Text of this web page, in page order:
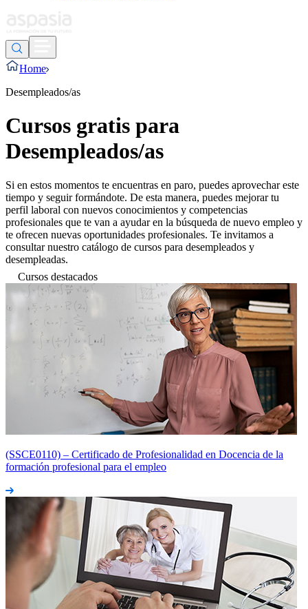
Home
Desempleados/as
Cursos gratis para
Desempleados/as
Si en estos momentos te encuentras en paro, puedes aprovechar este
tiempo y seguir formándote. De esta manera, puedes mejorar tu
perfil laboral con nuevos conocimientos y competencias
profesionales que te van a ayudar en la búsqueda de nuevo empleo y
te ofrecen nuevas oportunidades profesionales. Te invitamos a
consultar nuestro catálogo de cursos para desempleados y
desempleadas.
Cursos destacados
(SSCE0110) – Certificado de Profesionalidad en Docencia de la
formación profesional para el empleo